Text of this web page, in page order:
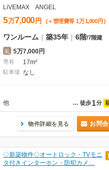
LiVEMAX ANGEL
5万7,000 円 (＋管理費等 1万1,000 円 )
ワンルーム | 築35年 | 6階/7階建
礼 5万7,000円
専有 17m²
駐車場 なし
… 徒歩1分
他
物件詳細を見る お問
◇新築物件◇オートロック・TVモニ
タ付きインターホン・防犯カメ…